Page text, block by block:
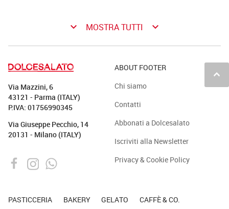
keyboard_arrow_down MOSTRA TUTTI keyboard_arrow_down
keyboard_arrow_up
Via Mazzini, 6
43121 - Parma (ITALY)
P.IVA: 01756990345
Via Giuseppe Pecchio, 14
20131 - Milano (ITALY)
ABOUT FOOTER
Chi siamo
Contatti
Abbonati a Dolcesalato
Iscriviti alla Newsletter
Privacy & Cookie Policy
PASTICCERIA BAKERY GELATO CAFFÈ & CO.